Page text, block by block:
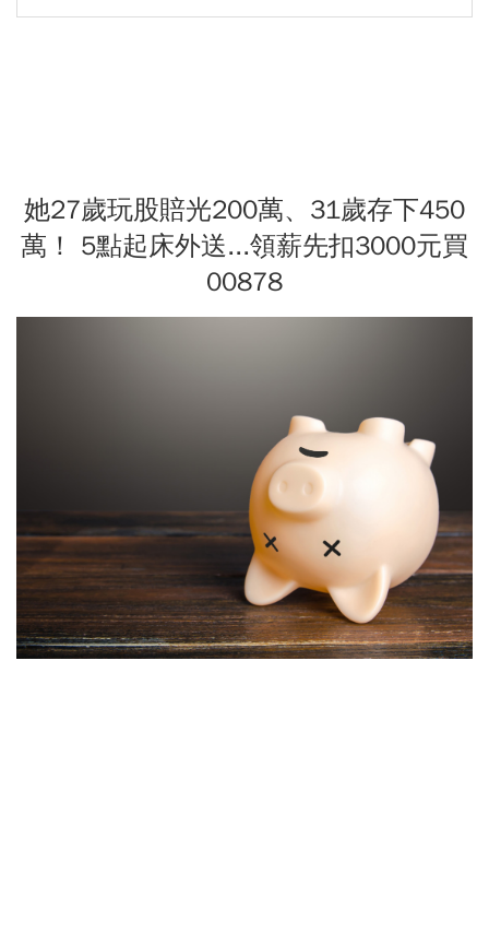
她27歲玩股賠光200萬、31歲存下450
萬！ 5點起床外送...領薪先扣3000元買
00878